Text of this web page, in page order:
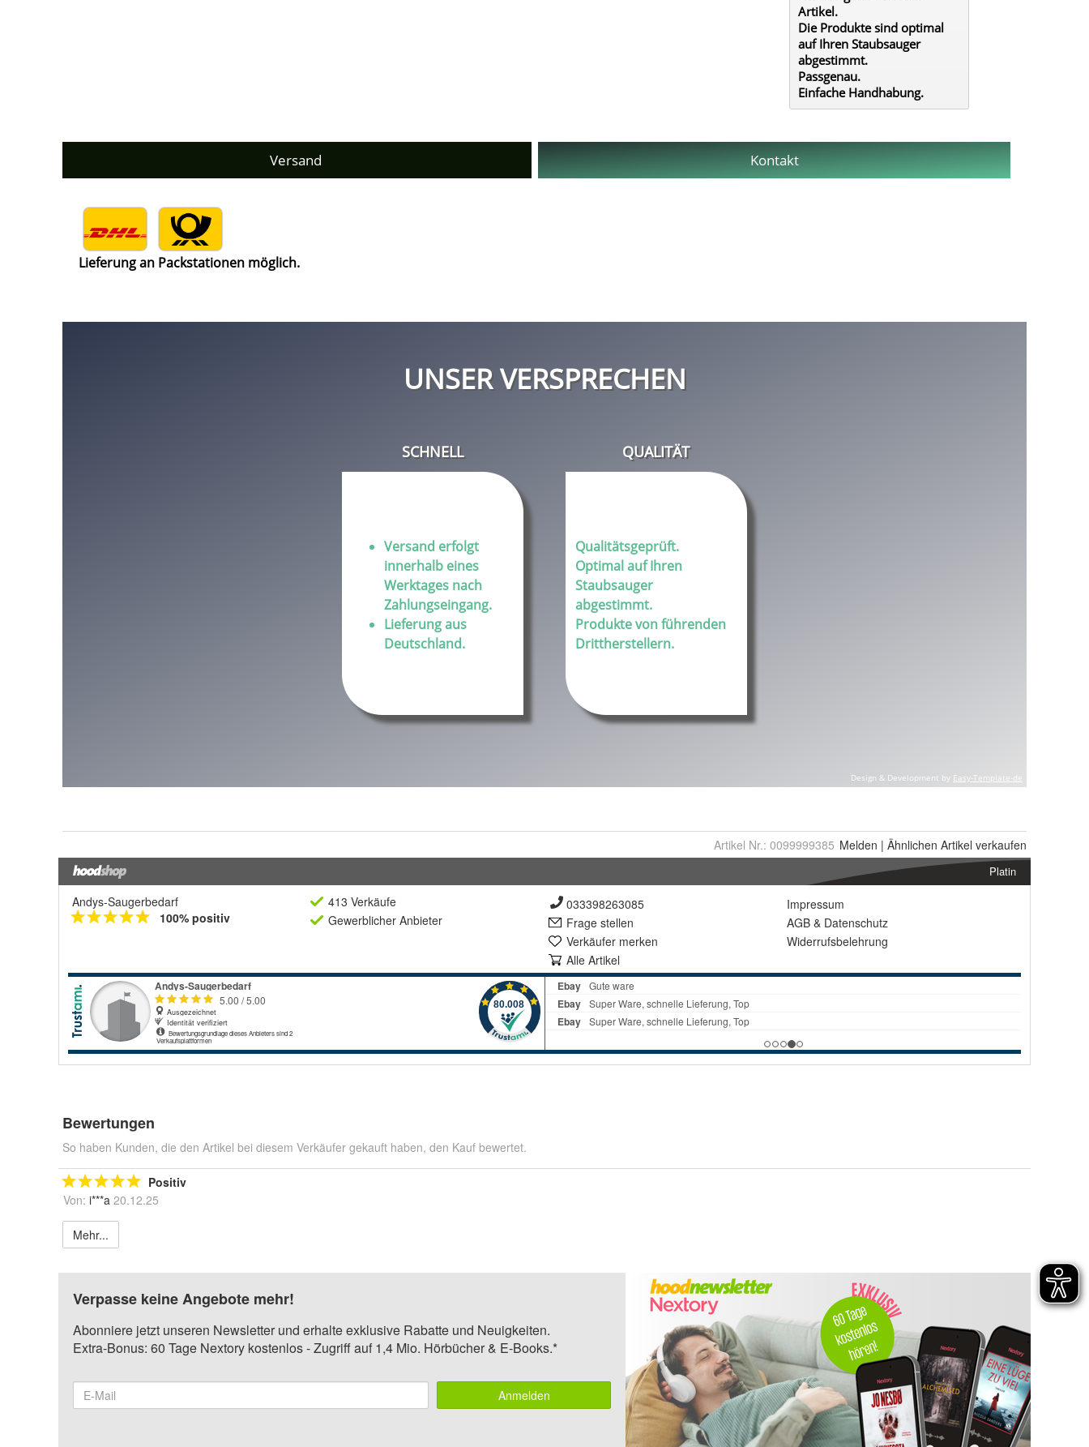
Artikel Nr.: 0099999385 Melden | Ähnlichen Artikel verkaufen
Platin
Andys-Saugerbedarf
100% positiv
413 Verkäufe
Gewerblicher Anbieter
033398263085
Frage stellen
Verkäufer merken
Alle Artikel
Impressum
AGB & Datenschutz
Widerrufsbelehrung
Bewertungen
So haben Kunden, die den Artikel bei diesem Verkäufer gekauft haben, den Kauf bewertet.
Positiv
Von: i***a 20.12.25
Mehr...
Verpasse keine Angebote mehr!
Abonniere jetzt unseren Newsletter und erhalte exklusive Rabatte und Neuigkeiten.
Extra-Bonus: 60 Tage Nextory kostenlos - Zugriff auf 1,4 Mio. Hörbücher & E-Books.*
Anmelden